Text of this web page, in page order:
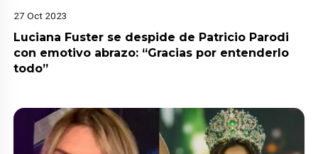
27 Oct 2023
Luciana Fuster se despide de Patricio Parodi
con emotivo abrazo: “Gracias por entenderlo
todo”